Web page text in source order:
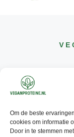
Om de beste
cookies om informatie
Door in te stemmen